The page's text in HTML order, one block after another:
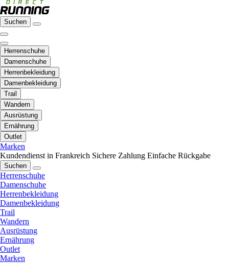
Suchen
Herrenschuhe
Damenschuhe
Herrenbekleidung
Damenbekleidung
Trail
Wandern
Ausrüstung
Ernährung
Outlet
Marken
Kundendienst in Frankreich Sichere Zahlung Einfache Rückgabe
Suchen
Herrenschuhe
Damenschuhe
Herrenbekleidung
Damenbekleidung
Trail
Wandern
Ausrüstung
Ernährung
Outlet
Marken